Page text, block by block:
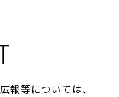
報等については、